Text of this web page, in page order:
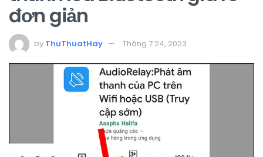
đơn giản
by ThuThuatHay Tháng 7 24, 2023